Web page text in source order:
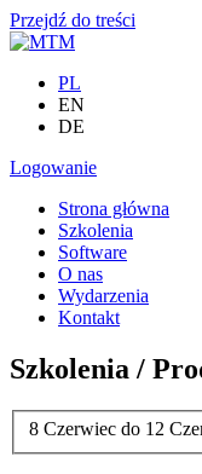
Przejdź do treści
PL
EN
DE
Logowanie
Strona główna
Szkolenia
Software
O nas
Wydarzenia
Kontakt
Szkolenia /
8 Czerwiec do 12